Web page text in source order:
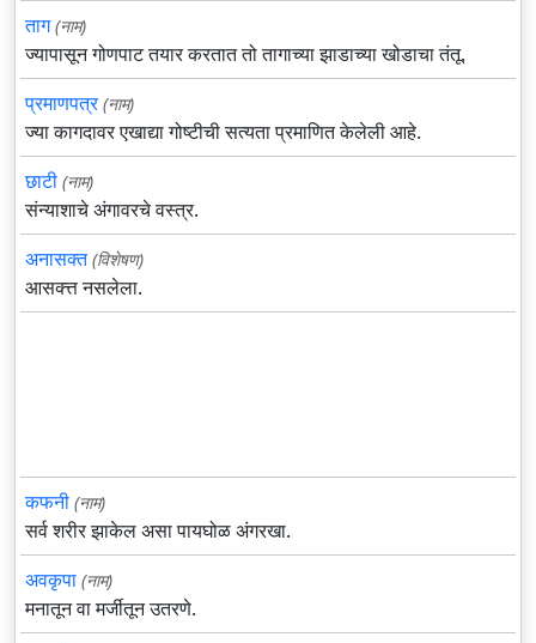
ताग (नाम)
ज्यापासून गोणपाट तयार करतात तो तागाच्या झाडाच्या खोडाचा तंतू.
प्रमाणपत्र (नाम)
ज्या कागदावर एखाद्या गोष्टीची सत्यता प्रमाणित केलेली आहे.
छाटी (नाम)
संन्याशाचे अंगावरचे वस्त्र.
अनासक्त (विशेषण)
आसक्त्त नसलेला.
कफनी (नाम)
सर्व शरीर झाकेल असा पायघोळ अंगरखा.
अवकृपा (नाम)
मनातून वा मर्जीतून उतरणे.